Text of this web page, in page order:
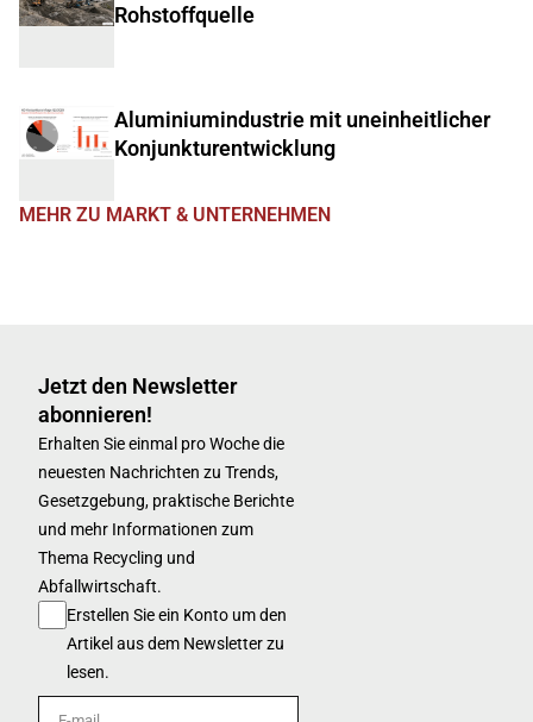
Rohstoffquelle
Aluminiumindustrie mit uneinheitlicher
Konjunkturentwicklung
MEHR ZU MARKT & UNTERNEHMEN
Jetzt den Newsletter
abonnieren!
Erhalten Sie einmal pro Woche die
neuesten Nachrichten zu Trends,
Gesetzgebung, praktische Berichte
und mehr Informationen zum
Thema Recycling und
Abfallwirtschaft.
Erstellen Sie ein Konto um den
Artikel aus dem Newsletter zu
lesen.
E-mail